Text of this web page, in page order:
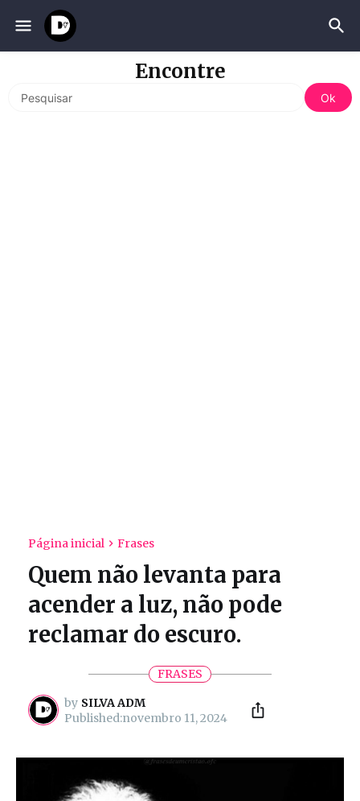
Encontre
Página inicial Frases
Quem não levanta para
acender a luz, não pode
reclamar do escuro.
by SILVA ADM
novembro 11, 2024
FRASES